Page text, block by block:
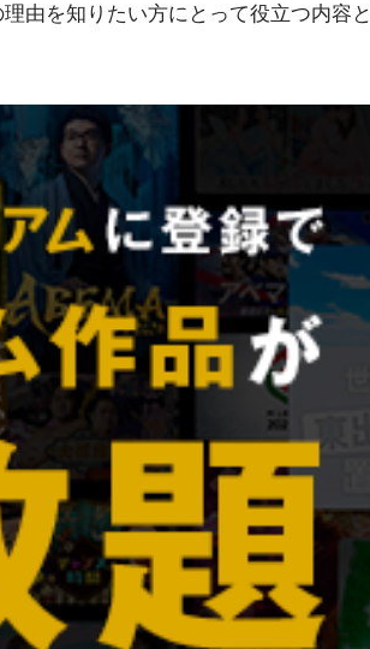
由を知りたい方にとって役立つ内容と